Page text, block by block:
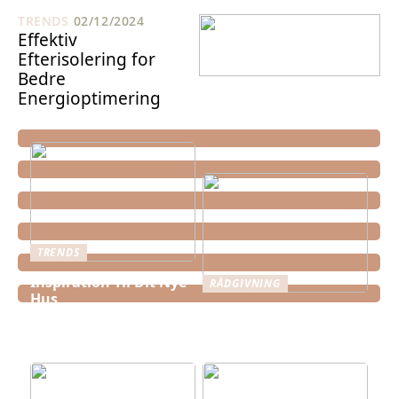
TRENDS 02/12/2024
Effektiv
Efterisolering for
Bedre
Energioptimering
TRENDS
Inspiration Til Dit Nye
Hus
RÅDGIVNING